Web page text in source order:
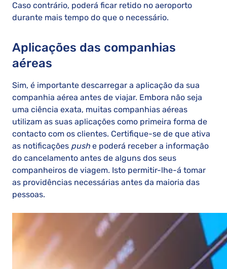
Caso contrário, poderá ficar retido no aeroporto
durante mais tempo do que o necessário.
Aplicações das companhias
aéreas
Sim, é importante descarregar a aplicação da sua
companhia aérea antes de viajar. Embora não seja
uma ciência exata, muitas companhias aéreas
utilizam as suas aplicações como primeira forma de
contacto com os clientes. Certifique-se de que ativa
as notificações push e poderá receber a informação
do cancelamento antes de alguns dos seus
companheiros de viagem. Isto permitir-lhe-á tomar
as providências necessárias antes da maioria das
pessoas.